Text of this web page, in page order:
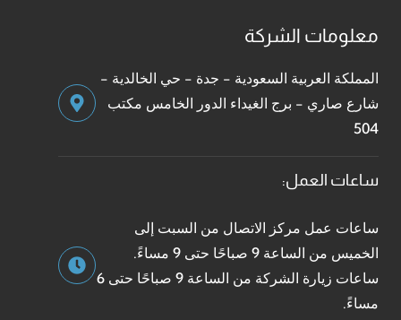
معلومات الشركة
المملكة العربية السعودية - جدة - حي الخالدية -
شارع صاري - برج الغيداء الدور الخامس مكتب
504
ساعات العمل:
ساعات عمل مركز الاتصال من السبت إلى
الخميس من الساعة 9 صباحًا حتى 9 مساءً.
ساعات زيارة الشركة من الساعة 9 صباحًا حتى 6
مساءً.